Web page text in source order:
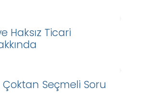
Haksız Ticari
Seçmeli Soru